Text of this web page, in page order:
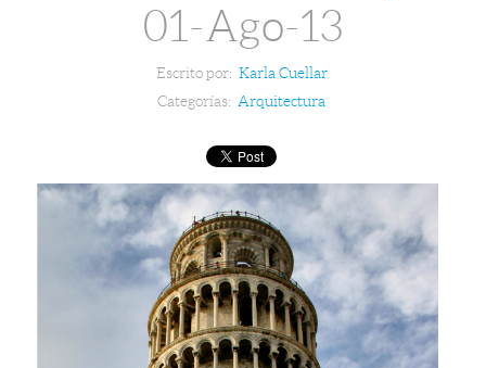
01-Ago-13
Escrito por: Karla Cuellar
Categorías: Arquitectura